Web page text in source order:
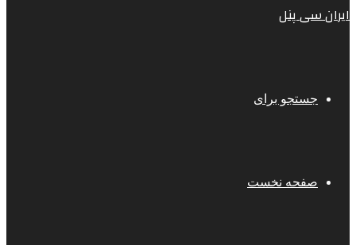
ایران سی پنل
جستجو برای
صفحه نخست